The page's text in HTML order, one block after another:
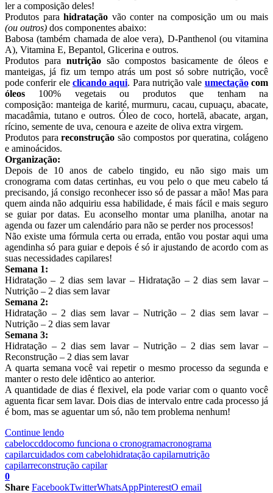
ler a composição deles!
Produtos parahidratação vão conter na composição um ou mais
(ou outros) dos componentes abaixo:
Babosa (também chamada de aloe vera), D-Panthenol (ou vitamina
A), Vitamina E, Bepantol, Glicerina e outros.
Produtos para nutrição são compostos basicamente de óleos e
manteigas, já fiz um tempo atrás um post só sobre nutrição, você
pode conferir ele clicando aqui. Para nutrição vale umectaçãocom
óleos 100% vegetais ou produtos que tenham na
composição: manteiga de karité, murmuru, cacau, cupuaçu, abacate,
macadâmia, tutano e outros. Óleo de coco, hortelã, abacate, argan,
rícino, semente de uva, cenoura e azeite de oliva extra virgem.
Produtos parareconstrução são compostos por queratina, colágeno
e aminoácidos.
Organização:
Depois de 10 anos de cabelo tingido, eu não sigo mais um
cronograma com datas certinhas, eu vou pelo o que meu cabelo tá
precisando, já consigo reconhecer isso só de passar a mão! Mas para
quem ainda não adquiriu essa habilidade, é mais fácil e mais seguro
se guiar por datas. Eu aconselho montar uma planilha, anotar na
agenda ou fazer um calendário para não se perder nos processos!
Não existe uma fórmula certa ou errada, então vou postar aqui uma
agendinha só para guiar e depois é só ir ajustando de acordo com as
suas necessidades capilares!
Semana 1:
Hidratação – 2 dias sem lavar – Hidratação – 2 dias sem lavar –
Nutrição – 2 dias sem lavar
Semana 2:
Hidratação – 2 dias sem lavar – Nutrição – 2 dias sem lavar –
Nutrição – 2 dias sem lavar
Semana 3:
Hidratação – 2 dias sem lavar – Nutrição – 2 dias sem lavar –
Reconstrução – 2 dias sem lavar
A quarta semana você vai repetir o mesmo processo da segunda e
manter o resto dele idêntico ao anterior.
A quantidade de dias é flexivel, ela pode variar com o quanto você
aguenta ficar sem lavar. Dois dias de intervalo entre cada processo já
é bom, mas se aguentar um só, não tem problema nenhum!
Continue lendo
cabeloccddocomo funciona o cronogramacronograma
capilarcuidados com cabelohidratação capilarnutrição
capilarreconstrução capilar
0
Share FacebookTwitterWhatsAppPinterestO email